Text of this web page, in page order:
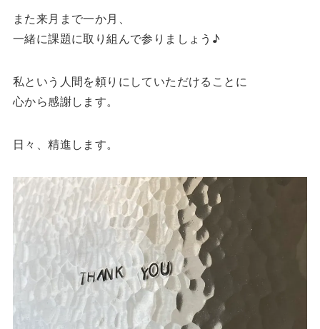
また来月まで一か月、
一緒に課題に取り組んで参りましょう♪
私という人間を頼りにしていただけることに
心から感謝します。
日々、精進します。